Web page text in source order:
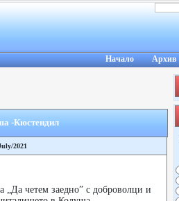
Начало Архив
-Кюстендил
2021
четем заедно” с доброволци и